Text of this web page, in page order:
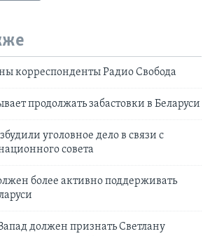
корреспонденты Радио Свобода
продолжать забастовки в Беларуси
уголовное дело в связи с
совета
более активно поддерживать
должен признать Светлану